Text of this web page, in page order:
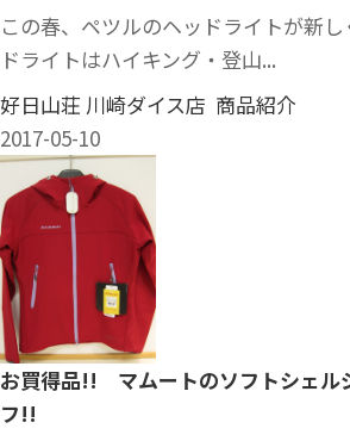
この春、ペツルのヘッドライトが新
ドライトはハイキング・登山...
好日山荘 川崎ダイス店 商品紹介
2017-05-10
お買得品!! マムートのソフトシェル
フ!!